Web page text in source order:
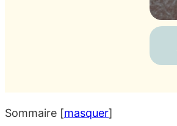
Sommaire [masquer]